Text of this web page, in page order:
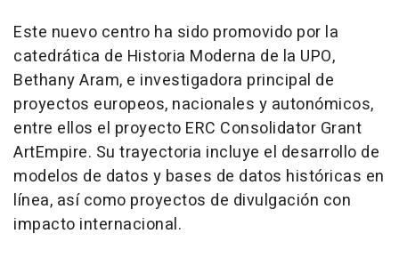
Este nuevo centro ha sido promovido por la
catedrática de Historia Moderna de la UPO,
Bethany Aram, e investigadora principal de
proyectos europeos, nacionales y autonómicos,
entre ellos el proyecto ERC Consolidator Grant
ArtEmpire. Su trayectoria incluye el desarrollo de
modelos de datos y bases de datos históricas en
línea, así como proyectos de divulgación con
impacto internacional.